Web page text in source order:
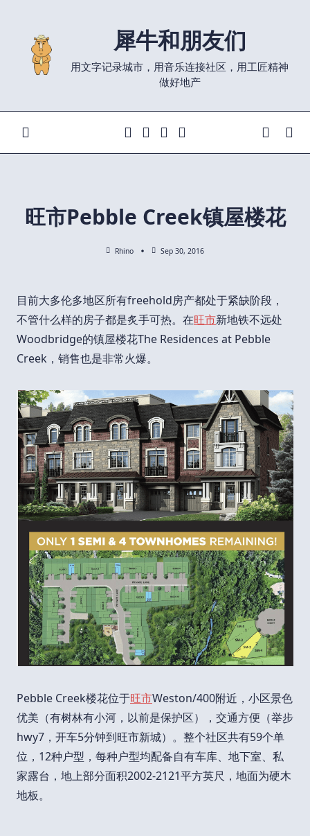
content
犀牛和朋友们
用文字记录城市，用音乐连接社区，用工匠精神
做好地产
旺市Pebble Creek镇屋楼花
Rhino Sep 30, 2016
目前大多伦多地区所有freehold房产都处于紧缺阶段，
不管什么样的房子都是炙手可热。在旺市新地铁不远处
Woodbridge的镇屋楼花The Residences at Pebble
Creek，销售也是非常火爆。
Pebble Creek楼花位于旺市Weston/400附近，小区景色
优美（有树林有小河，以前是保护区），交通方便（举步
hwy7，开车5分钟到旺市新城）。整个社区共有59个单
位，12种户型，每种户型均配备自有车库、地下室、私
家露台，地上部分面积2002-2121平方英尺，地面为硬木
地板。